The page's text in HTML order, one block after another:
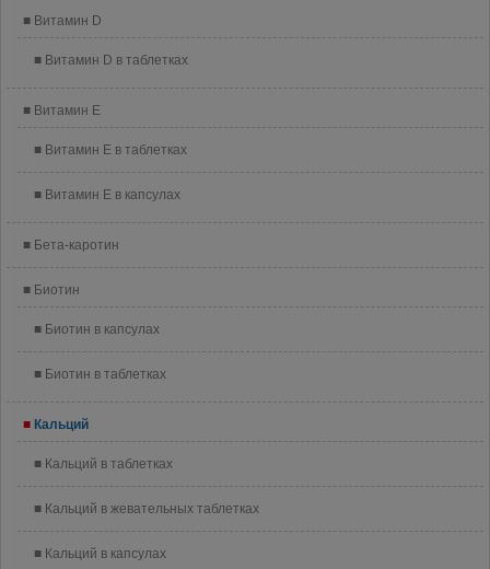
Витамин D
Витамин D в таблетках
Витамин E
Витамин E в таблетках
Витамин E в капсулах
Бета-каротин
Биотин
Биотин в капсулах
Биотин в таблетках
Кальций
Кальций в таблетках
Кальций в жевательных таблетках
Кальций в капсулах